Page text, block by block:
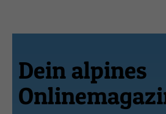
Dein alpines